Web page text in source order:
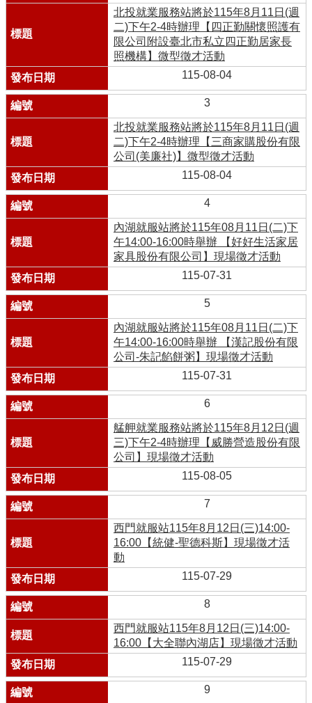
北投就業服務站將於115年8月11日(週
二)下午2-4時辦理【四正勤關懷照護有
限公司附設臺北市私立四正勤居家長
照機構】微型徵才活動
115-08-04
3
北投就業服務站將於115年8月11日(週
二)下午2-4時辦理【三商家購股份有限
公司(美廉社)】微型徵才活動
115-08-04
4
內湖就服站將於115年08月11日(二)下
午14:00-16:00時舉辦 【好好生活家居
家具股份有限公司】現場徵才活動
115-07-31
5
內湖就服站將於115年08月11日(二)下
午14:00-16:00時舉辦 【漢記股份有限
公司-朱記餡餅粥】現場徵才活動
115-07-31
6
艋舺就業服務站將於115年8月12日(週
三)下午2-4時辦理【威勝營造股份有限
公司】現場徵才活動
115-08-05
7
西門就服站115年8月12日(三)14:00-
16:00【統健-聖德科斯】現場徵才活
動
115-07-29
8
西門就服站115年8月12日(三)14:00-
16:00【大全聯內湖店】現場徵才活動
115-07-29
9